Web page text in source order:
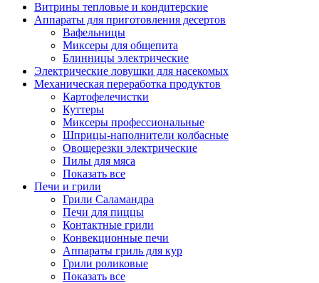
Витрины тепловые и кондитерские
Аппараты для приготовления десертов
Вафельницы
Миксеры для общепита
Блинницы электрические
Электрические ловушки для насекомых
Механическая переработка продуктов
Картофелечистки
Куттеры
Миксеры профессиональные
Шприцы-наполнители колбасные
Овощерезки электрические
Пилы для мяса
Показать все
Печи и грили
Грили Саламандра
Печи для пиццы
Контактные грили
Конвекционные печи
Аппараты гриль для кур
Грили роликовые
Показать все